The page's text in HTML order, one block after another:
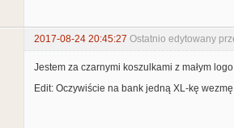
2017-08-24 20:45:27 Ostatnio edytowany
Jestem za czarnymi koszulkami z małym
Edit: Oczywiście na bank jedną XL-kę